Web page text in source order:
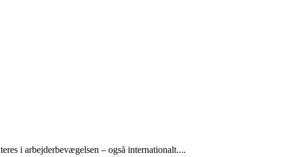
i arbejderbevægelsen – også internationalt....